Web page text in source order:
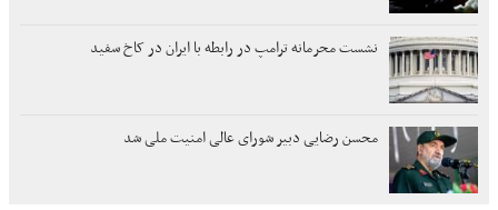
نشست محرمانه ترامپ در رابطه با ایران در کاخ سفید
محسن رضایی دبیر شورای عالی امنیت ملی شد